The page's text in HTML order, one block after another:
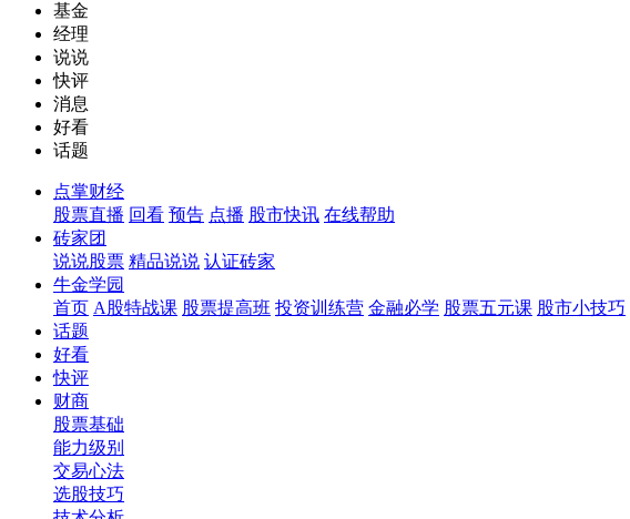
基金
经理
说说
快评
消息
好看
话题
点掌财经
股票直播 回看 预告 点播 股市快讯 在线帮助
砖家团
说说股票 精品说说 认证砖家
牛金学园
首页 A股特战课 股票提高班 投资训练营 金融必学 股票五元课 股市小技巧
话题
好看
快评
财商
股票基础
能力级别
交易心法
选股技巧